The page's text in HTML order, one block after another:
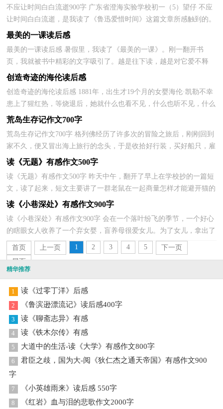
不应让时间白白流逝900字 广东省澄海实验学校初一（5）望仔 不应
让时间白白流逝，是我读了《鲁迅爱惜时间》这篇文章所感触到的。
《鲁迅爱惜时间》这篇文章记叙了我国伟大的革命...
最美的一课读后感
最美的一课读后感 暑假里，我读了《最美的一课》。刚一翻开书
页，我就被书中精彩的文字吸引了。越是往下读，越是对它爱不释
手，恨不得一口气把它读完。 这本书讲的是仙女蜜儿给红宫...
创造奇迹的海伦读后感
创造奇迹的海伦读后感 1881年，出生才19个月的女婴海伦·凯勒不幸
患上了猩红热，等烧退后，她就什么也看不见，什么也听不见，什么
也说不出了。 但海伦在5岁时就学会了叠衣服。7岁时，父...
荒岛生存记作文700字
荒岛生存记作文700字 格列佛经历了许多次的冒险之旅后，刚刚回到
家不久，便又冒出海上旅行的念头，于是收拾好行装，买好船只，雇
好水手，择日开始了他的海上之旅。 真是天有不测风...
读《无题》有感作文500字
读《无题》有感作文500字 昨天中午，翻开了早上在学校抄的一篇短
文，读了起来，短文主要讲了一群老鼠在一起商量怎样才能避开猫的
追捕。一个小老鼠提出在猫的脖子上挂个铃铛，这样，猫...
读《小巷深处》有感作文900字
读《小巷深处》有感作文900字 会在一个落叶纷飞的季节，一个好心
的瞎眼女人收养了一个弃女婴，盲养母很爱女儿。为了女儿，拿出了
所有的积蓄换了住处，给女儿一个温暖的家；为了她，盲母...
首页 上一页 1 2 3 4 5
下一页
尾页
精华推荐
1 读《过零丁洋》后感
2 《鲁滨逊漂流记》读后感400字
3 读《聊斋志异》有感
4 读《铁木尔传》有感
5 大道中的生活-读《大学》有感作文800字
6
君臣之歧，国为大-阅《狄仁杰之通天帝国》有感作文900
字
7 《小英雄雨来》读后感 550字
8 《红岩》血与泪的悲歌作文2000字